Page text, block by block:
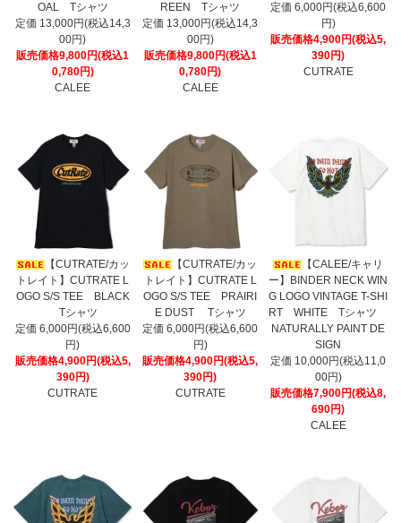
OAL Tシャツ
定価 13,000円(税込14,3
00円)
販売価格9,800円(税込1
0,780円)
CALEE
REEN Tシャツ
定価 13,000円(税込14,3
00円)
販売価格9,800円(税込1
0,780円)
CALEE
定価 6,000円(税込6,600
円)
販売価格4,900円(税込5,
390円)
CUTRATE
【CUTRATE/カッ
トレイト】CUTRATE L
OGO S/S TEE BLACK
Tシャツ
定価 6,000円(税込6,600
円)
販売価格4,900円(税込5,
390円)
CUTRATE
【CUTRATE/カッ
トレイト】CUTRATE L
OGO S/S TEE PRAIRI
E DUST Tシャツ
定価 6,000円(税込6,600
円)
販売価格4,900円(税込5,
390円)
CUTRATE
【CALEE/キャリ
ー】BINDER NECK WIN
G LOGO VINTAGE T-SHI
RT WHITE Tシャツ
NATURALLY PAINT DE
SIGN
定価 10,000円(税込11,0
00円)
販売価格7,900円(税込8,
690円)
CALEE